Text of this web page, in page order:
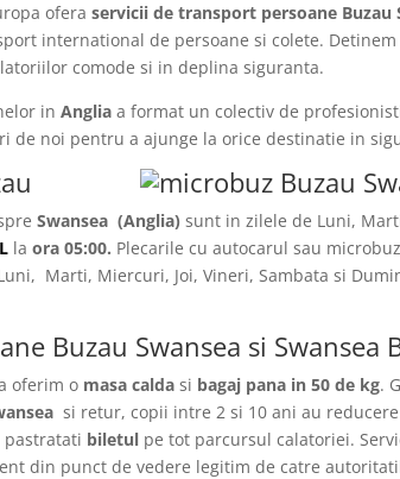
oferaservicii de transport persoane Buzau
international de persoane si colete.
comode si in deplina siguranta.
inAnglia a format un colectiv de
de noi pentru a ajunge la orice destinatie in
Swansea(Anglia) sunt in zilele de Luni,
laora 05:00. Plecarile cu autocarul sau
Marti, Miercuri, Joi, Vineri, Sambata si
Buzau Swansea si Swansea
oferim o masa calda si bagaj pana in 50 de kg.
si retur, copii intre 2 si 10 ani au reducere
biletul pe tot parcursul calatoriei.
din punct de vedere legitim de catre